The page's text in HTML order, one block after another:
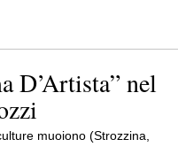
D’Artista” nel
muoiono (Strozzina,